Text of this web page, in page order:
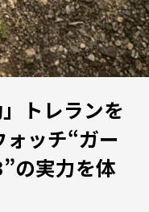
トレランを
ッチ“ガー
の実力を体